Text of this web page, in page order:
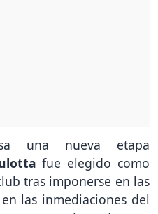
una nueva etapa
fue elegido como
tras imponerse en las
las inmediaciones del